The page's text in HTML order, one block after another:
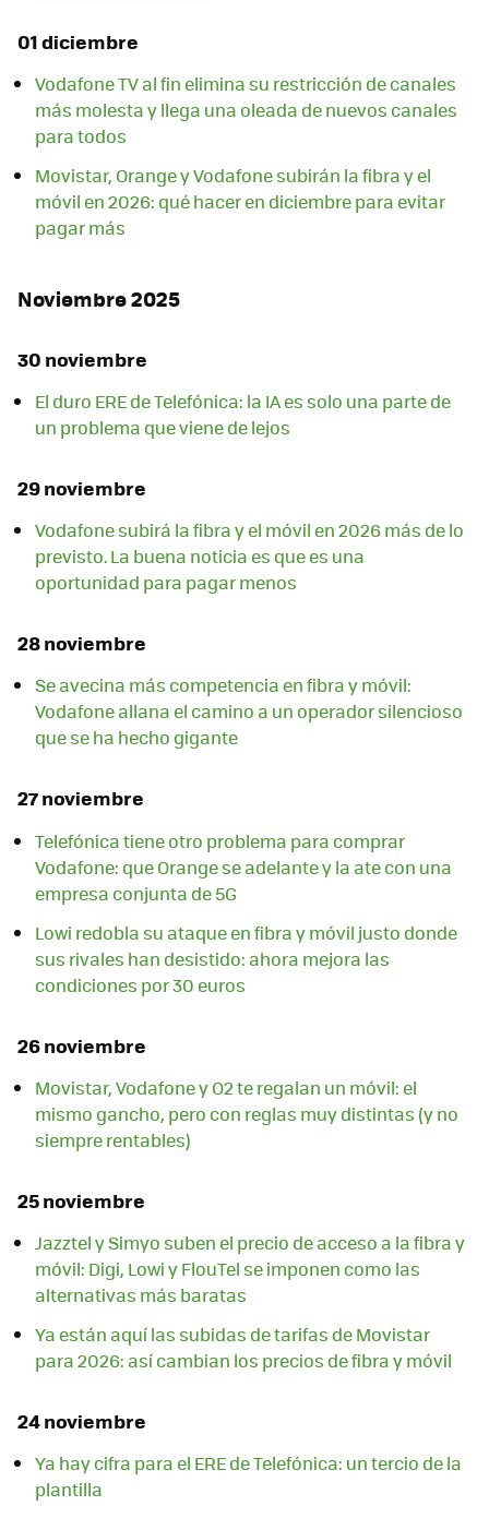
01 diciembre
Vodafone TV al fin elimina su restricción de canales
más molesta y llega una oleada de nuevos canales
para todos
Movistar, Orange y Vodafone subirán la fibra y el
móvil en 2026: qué hacer en diciembre para evitar
pagar más
Noviembre 2025
30 noviembre
El duro ERE de Telefónica: la IA es solo una parte de
un problema que viene de lejos
29 noviembre
Vodafone subirá la fibra y el móvil en 2026 más de lo
previsto. La buena noticia es que es una
oportunidad para pagar menos
28 noviembre
Se avecina más competencia en fibra y móvil:
Vodafone allana el camino a un operador silencioso
que se ha hecho gigante
27 noviembre
Telefónica tiene otro problema para comprar
Vodafone: que Orange se adelante y la ate con una
empresa conjunta de 5G
Lowi redobla su ataque en fibra y móvil justo donde
sus rivales han desistido: ahora mejora las
condiciones por 30 euros
26 noviembre
Movistar, Vodafone y O2 te regalan un móvil: el
mismo gancho, pero con reglas muy distintas (y no
siempre rentables)
25 noviembre
Jazztel y Simyo suben el precio de acceso a la fibra y
móvil: Digi, Lowi y FlouTel se imponen como las
alternativas más baratas
Ya están aquí las subidas de tarifas de Movistar
para 2026: así cambian los precios de fibra y móvil
24 noviembre
Ya hay cifra para el ERE de Telefónica: un tercio de la
plantilla